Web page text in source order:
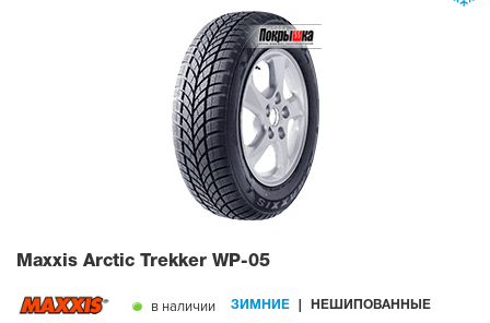
Maxxis Arctic Trekker WP-05
в наличии ЗИМНИЕ НЕШИПОВАННЫЕ